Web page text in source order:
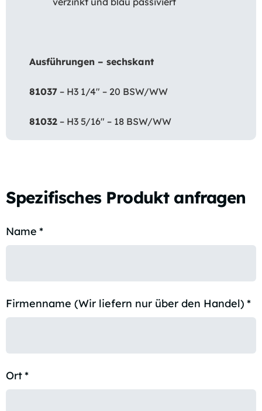
Ausführungen – sechskant
81037 – H3 1/4″ – 20 BSW/WW
81032 – H3 5/16″ – 18 BSW/WW
Spezifisches Produkt anfragen
Name *
Firmenname (Wir liefern nur über den Handel) *
Ort*